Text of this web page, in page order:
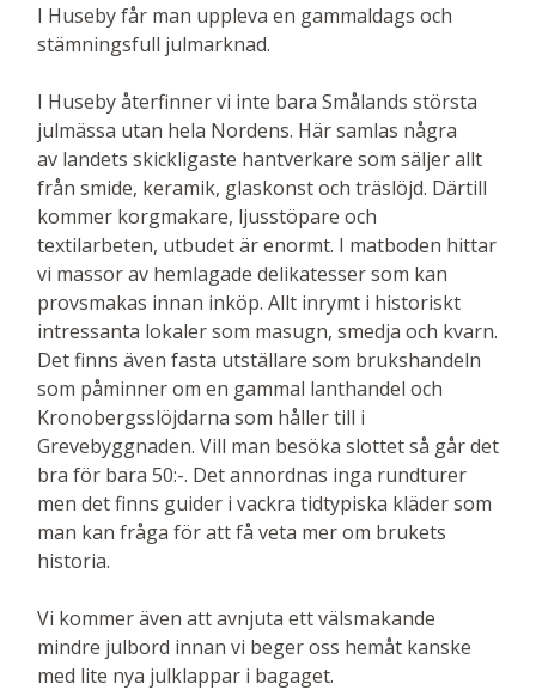
I Huseby får man uppleva en gammaldags och
stämningsfull julmarknad.
I Huseby återfinner vi inte bara Smålands största
julmässa utan hela Nordens. Här samlas några
av landets skickligaste hantverkare som säljer allt
från smide, keramik, glaskonst och träslöjd. Därtill
kommer korgmakare, ljusstöpare och
textilarbeten, utbudet är enormt. I matboden hittar
vi massor av hemlagade delikatesser som kan
provsmakas innan inköp. Allt inrymt i historiskt
intressanta lokaler som masugn, smedja och kvarn.
Det finns även fasta utställare som brukshandeln
som påminner om en gammal lanthandel och
Kronobergsslöjdarna som håller till i
Grevebyggnaden. Vill man besöka slottet så går det
bra för bara 50:-. Det annordnas inga rundturer
men det finns guider i vackra tidtypiska kläder som
man kan fråga för att få veta mer om brukets
historia.
Vi kommer även att avnjuta ett välsmakande
mindre julbord innan vi beger oss hemåt kanske
med lite nya julklappar i bagaget.